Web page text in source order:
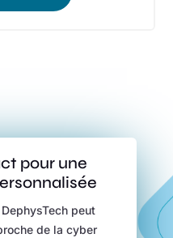
pour une
peut
de la cyber